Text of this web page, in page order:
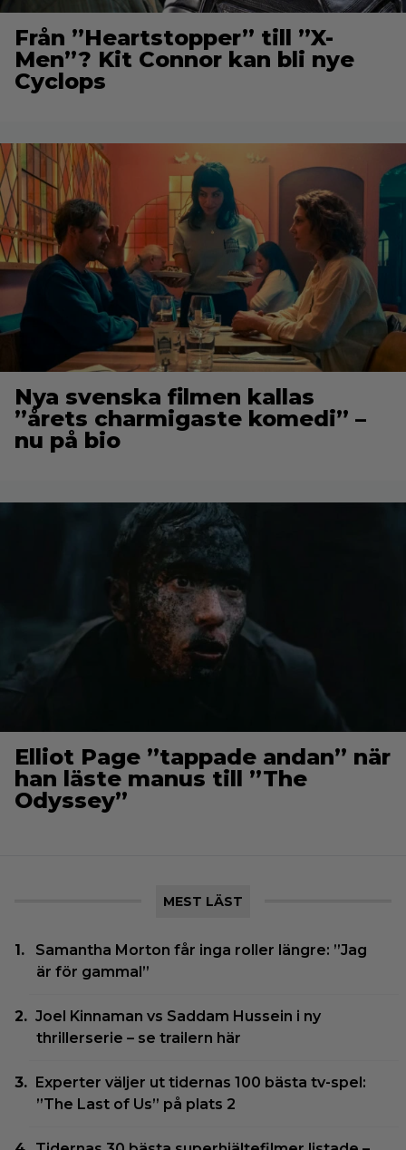
Från ”Heartstopper” till ”X-
Men”? Kit Connor kan bli nye
Cyclops
Nya svenska filmen kallas
”årets charmigaste komedi” –
nu på bio
Elliot Page ”tappade andan” när
han läste manus till ”The
Odyssey”
MEST LÄST
Samantha Morton får inga roller längre: ”Jag
är för gammal”
Joel Kinnaman vs Saddam Hussein i ny
thrillerserie – se trailern här
Experter väljer ut tidernas 100 bästa tv-spel:
”The Last of Us” på plats 2